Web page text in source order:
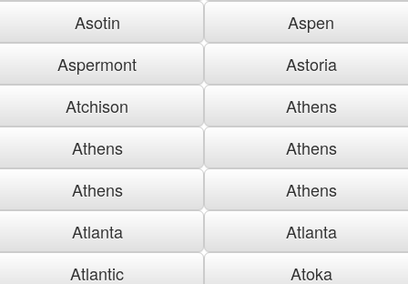
Asotin
Aspen
Aspermont
Astoria
Atchison
Athens
Athens
Athens
Athens
Athens
Atlanta
Atlanta
Atlantic
Atoka